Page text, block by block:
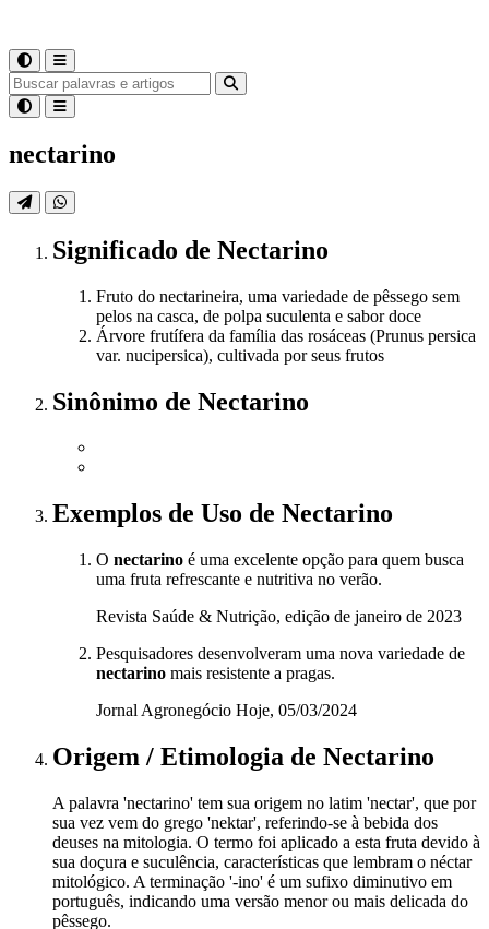
nectarino
Significado de Nectarino
Fruto do nectarineira, uma variedade de pêssego sem
pelos na casca, de polpa suculenta e sabor doce
Árvore frutífera da família das rosáceas (Prunus persica
var. nucipersica), cultivada por seus frutos
Sinônimo de Nectarino
Exemplos de Uso de Nectarino
O nectarino é uma excelente opção para quem busca
uma fruta refrescante e nutritiva no verão.
Revista Saúde & Nutrição, edição de janeiro de 2023
Pesquisadores desenvolveram uma nova variedade de
nectarino mais resistente a pragas.
Jornal Agronegócio Hoje, 05/03/2024
Origem / Etimologia de Nectarino
A palavra 'nectarino' tem sua origem no latim 'nectar', que por
sua vez vem do grego 'nektar', referindo-se à bebida dos
deuses na mitologia. O termo foi aplicado a esta fruta devido à
sua doçura e suculência, características que lembram o néctar
mitológico. A terminação '-ino' é um sufixo diminutivo em
português, indicando uma versão menor ou mais delicada do
pêssego.